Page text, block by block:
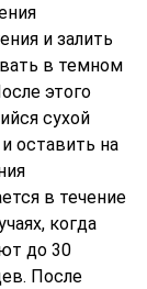
и залить
в темном
этого
сухой
оставить на
в течение
когда
до 30
После